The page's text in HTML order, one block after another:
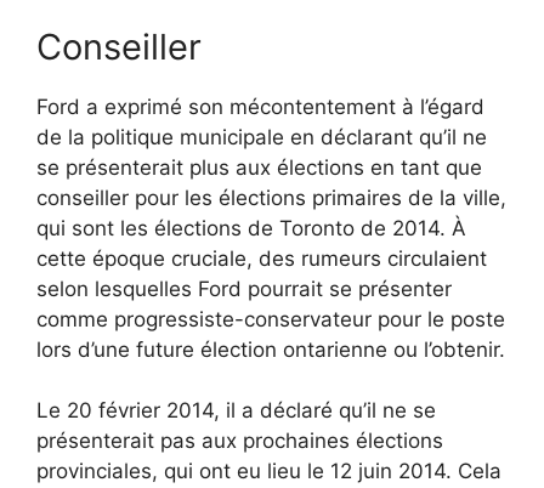
Conseiller
Ford a exprimé son mécontentement à l’égard
de la politique municipale en déclarant qu’il ne
se présenterait plus aux élections en tant que
conseiller pour les élections primaires de la ville,
qui sont les élections de Toronto de 2014. À
cette époque cruciale, des rumeurs circulaient
selon lesquelles Ford pourrait se présenter
comme progressiste-conservateur pour le poste
lors d’une future élection ontarienne ou l’obtenir.
Le 20 février 2014, il a déclaré qu’il ne se
présenterait pas aux prochaines élections
provinciales, qui ont eu lieu le 12 juin 2014. Cela